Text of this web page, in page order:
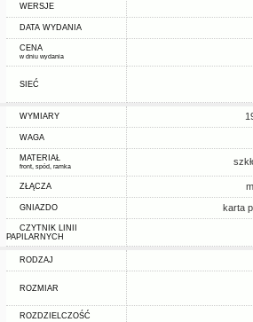
WERSJE
DATA WYDANIA
CENA
w dniu wydania
SIEĆ
WYMIARY
WAGA
MATERIAŁ
front, spód, ramka
ZŁĄCZA
GNIAZDO karta
CZYTNIK LINII
PAPILARNYCH
RODZAJ
ROZMIAR
ROZDZIELCZOŚĆ